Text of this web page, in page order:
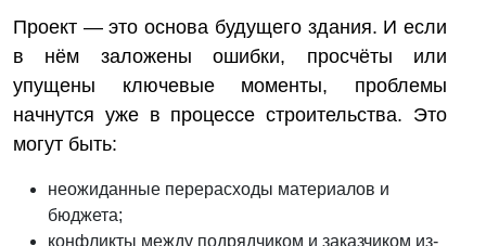
Проект — это основа будущего здания. И если
в нём заложены ошибки, просчёты или
упущены ключевые моменты, проблемы
начнутся уже в процессе строительства. Это
могут быть:
неожиданные перерасходы материалов и
бюджета;
конфликты между подрядчиком и заказчиком из-